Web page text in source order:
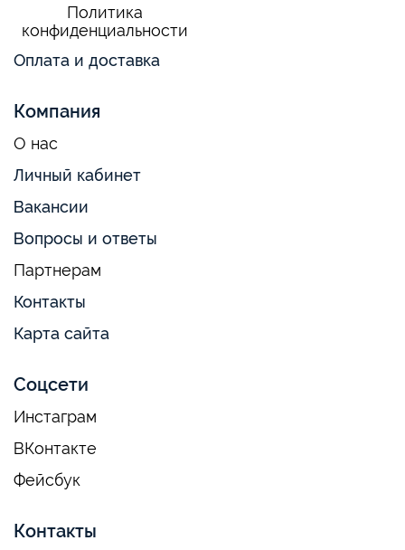
Политика
конфиденциальности
Оплата и доставка
Компания
О нас
Личный кабинет
Вакансии
Вопросы и ответы
Партнерам
Контакты
Карта сайта
Соцсети
Инстаграм
ВКонтакте
Фейсбук
Контакты